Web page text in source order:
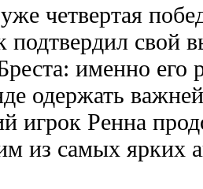
четвертая
свой
именно его
одержать
игрок Ренна
из самых ярких